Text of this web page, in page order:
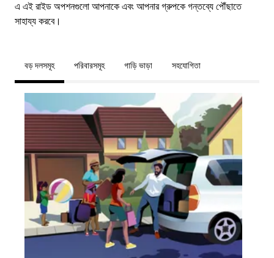
এ এই রাইড অপশনগুলো আপনাকে এবং আপনার গ্রুপকে গন্তব্যে পৌঁছাতে
সাহায্য করবে।
বড় দলসমূহ পরিবারসমূহ গাড়ি ভাড়া সহযোগিতা